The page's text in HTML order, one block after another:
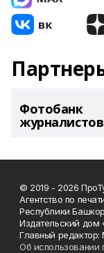
Фотобанк
© 2019 - 2026
Агентство по
Республики
Издательский дом
Главный
Об использовании